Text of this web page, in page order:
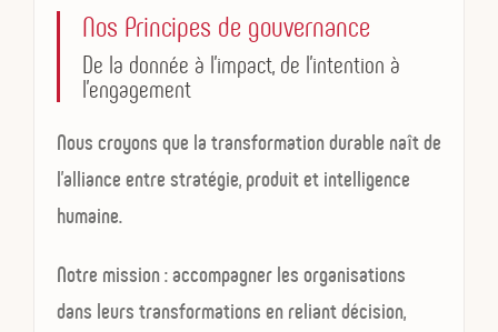
Nos Principes de gouvernance
De la donnée à l’impact, de l’intention à
l’engagement
Nous croyons que la transformation durable naît de
l’alliance entre stratégie, produit et intelligence
humaine.
Notre mission : accompagner les organisations
dans leurs transformations en reliant décision,